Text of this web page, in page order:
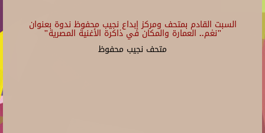
السبت القادم بمتحف ومركز إبداع نجيب محفوظ ندوة بعنوان
"نغم.. العمارة والمكان في ذاكرة الأغنية المصرية"
متحف نجيب محفوظ